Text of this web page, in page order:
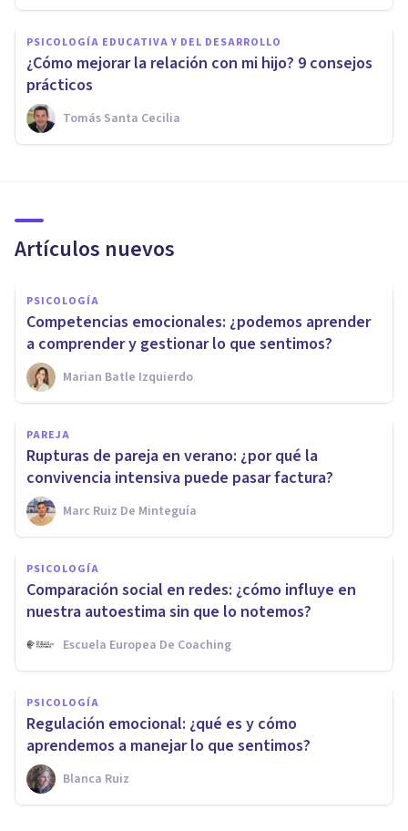
PSICOLOGÍA EDUCATIVA Y DEL DESARROLLO
¿Cómo mejorar la relación con mi hijo? 9 consejos
prácticos
Tomás Santa Cecilia
Artículos nuevos
PSICOLOGÍA
Competencias emocionales: ¿podemos aprender
a comprender y gestionar lo que sentimos?
Marian Batle Izquierdo
PAREJA
Rupturas de pareja en verano: ¿por qué la
convivencia intensiva puede pasar factura?
Marc Ruiz De Minteguía
PSICOLOGÍA
Comparación social en redes: ¿cómo influye en
nuestra autoestima sin que lo notemos?
Escuela Europea De Coaching
PSICOLOGÍA
Regulación emocional: ¿qué es y cómo
aprendemos a manejar lo que sentimos?
Blanca Ruiz